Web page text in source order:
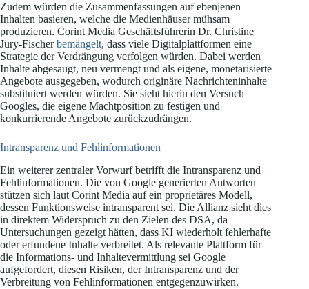
Zudem würden die Zusammenfassungen auf ebenjenen
Inhalten basieren, welche die Medienhäuser mühsam
produzieren. Corint Media Geschäftsführerin Dr. Christine
Jury-Fischerbemängelt, dass viele Digitalplattformen eine
Strategie der Verdrängung verfolgen würden. Dabei werden
Inhalte abgesaugt, neu vermengt und als eigene, monetarisierte
Angebote ausgegeben, wodurch originäre Nachrichteninhalte
substituiert werden würden. Sie sieht hierin den Versuch
Googles, die eigene Machtposition zu festigen und
konkurrierende Angebote zurückzudrängen.
Intransparenz und Fehlinformationen
Ein weiterer zentraler Vorwurf betrifft die Intransparenz und
Fehlinformationen. Die von Google generierten Antworten
stützen sich laut Corint Media auf ein proprietäres Modell,
dessen Funktionsweise intransparent sei. Die Allianz sieht dies
in direktem Widerspruch zu den Zielen des DSA, da
Untersuchungen gezeigt hätten, dass KI wiederholt fehlerhafte
oder erfundene Inhalte verbreitet. Als relevante Plattform für
die Informations- und Inhaltevermittlung sei Google
aufgefordert, diesen Risiken, der Intransparenz und der
Verbreitung von Fehlinformationen entgegenzuwirken.